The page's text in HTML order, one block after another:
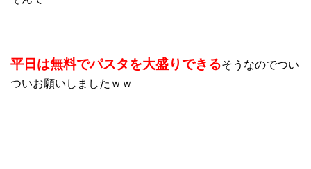
平日は無料でパスタを大盛りできるそうなのでつい
ついお願いしましたｗｗ